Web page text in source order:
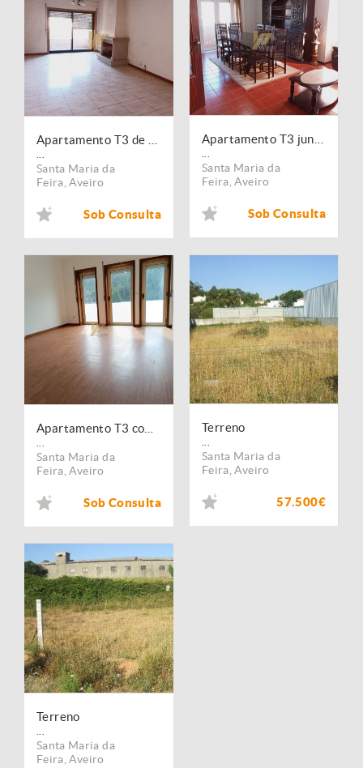
Santa Maria da
Feira ,Aveiro
Sob Consulta
Santa Maria da
Feira ,Aveiro
Sob Consulta
Santa Maria da
Feira ,Aveiro
Sob Consulta
Terreno
Santa Maria da
Feira ,Aveiro
57.500€
Terreno
Santa Maria da
Feira ,Aveiro